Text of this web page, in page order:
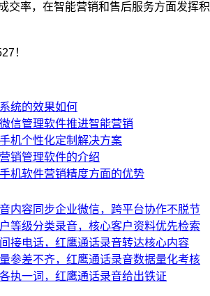
交率，在智能营销和售后服务方面发挥积
！
统的效果如何
信管理软件推进智能营销
机个性化定制解决方案
销管理软件的介绍
机软件营销精度方面的优势
内容同步企业微信，跨平台协作不脱节
等级分类录音，核心客户资料优先检索
接电话，红鹰通话录音转达核心内容
参差不齐，红鹰通话录音数据量化考核
执一词，红鹰通话录音给出铁证